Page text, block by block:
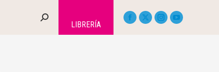
LIBRERÍA